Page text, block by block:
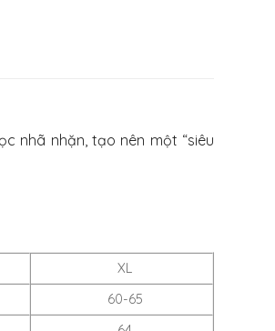
nhã nhặn, tạo nên một “siêu
XL
60-65